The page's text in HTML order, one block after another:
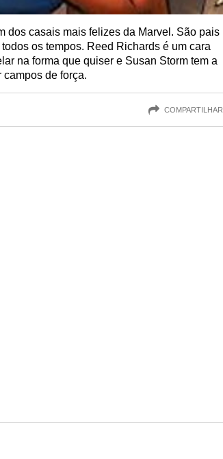
dos casais mais felizes da Marvel. São pais
os tempos. Reed Richards é um cara
na forma que quiser e Susan Storm tem a
de força.
COMPARTILHAR